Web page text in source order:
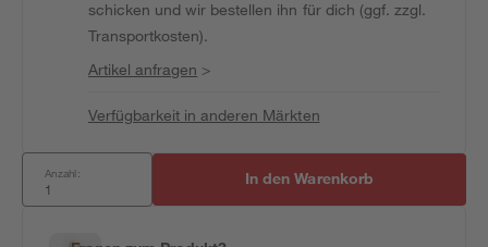
schicken und wir bestellen ihn für dich (ggf. zzgl.
Transportkosten).
Artikel anfragen >
Verfügbarkeit in anderen Märkten
Anzahl: In den Warenkorb